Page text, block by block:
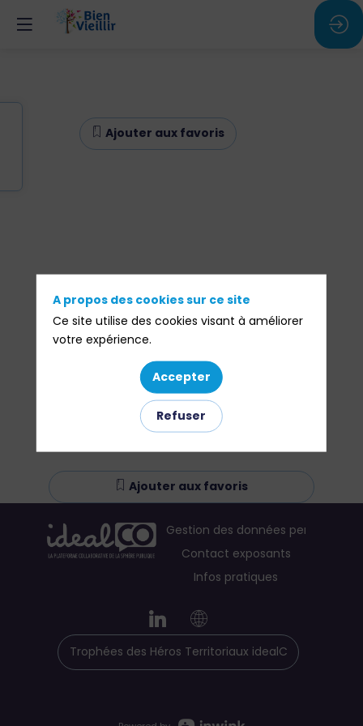
Ajouter aux favoris
Ajouter aux favoris
Gestion des données personnelles
Contact exposants
Infos pratiques
Trophées des Héros Territoriaux idealCO
A propos des cookies sur ce site
Ce site utilise des cookies visant à améliorer
votre expérience.
Accepter
Refuser